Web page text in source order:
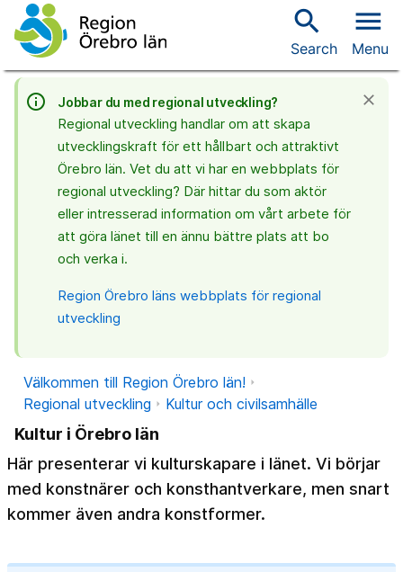
search
Search
menu
Menu
info_outline
Jobbar du med regional utveckling?
Regional utveckling handlar om att skapa
utvecklingskraft för ett hållbart och attraktivt
Örebro län. Vet du att vi har en webbplats för
regional utveckling? Där hittar du som aktör
eller intresserad information om vårt arbete för
att göra länet till en ännu bättre plats att bo
och verka i.
Region Örebro läns webbplats för regional
utveckling
close
Välkommen till Region Örebro län!
Regional utveckling
Kultur och civilsamhälle
Kultur i Örebro län
Här presenterar vi kulturskapare i länet. Vi börjar
med konstnärer och konsthantverkare, men snart
kommer även andra konstformer.